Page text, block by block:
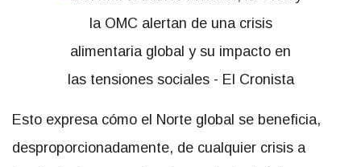
Esto expresa cómo el Norte global se beneficia,
desproporcionadamente, de cualquier crisis a